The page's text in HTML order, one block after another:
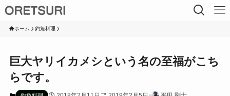
ホーム 釣魚料理
巨大ヤリイカメシという名の至福がこち
らです。